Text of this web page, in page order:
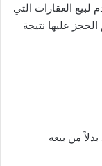
العقارات التي
عليها نتيجة
من بيعه